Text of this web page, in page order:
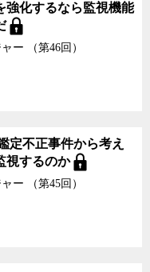
強化するなら監視機能
ー （第46回）
定不正事件から考え
視するのか
ー （第45回）